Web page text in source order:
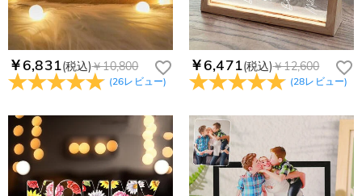
￥6,831(税込)￥10,800
(26レビュー)
￥6,471(税込)￥12,600
(28レビュー)